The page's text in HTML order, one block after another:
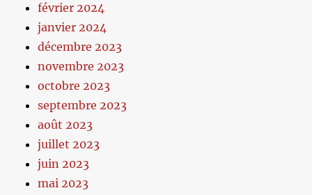
février 2024
janvier 2024
décembre 2023
novembre 2023
octobre 2023
septembre 2023
août 2023
juillet 2023
juin 2023
mai 2023